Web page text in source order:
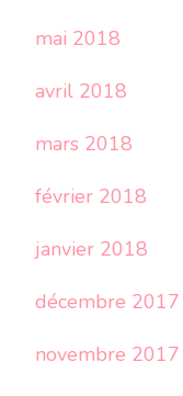
mai 2018
avril 2018
mars 2018
février 2018
janvier 2018
décembre 2017
novembre 2017